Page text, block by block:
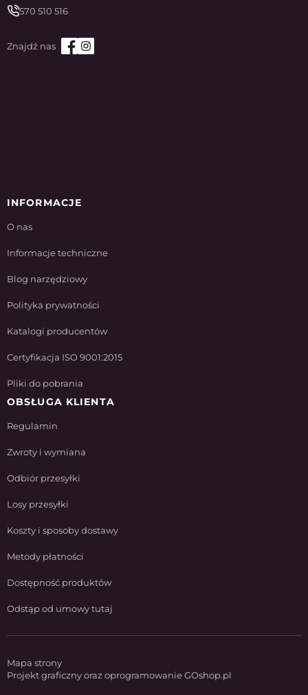
570 510 516
INFORMACJE
O nas
Informacje techniczne
Blog narzędziowy
Polityka prywatności
Katalogi producentów
Certyfikacja ISO 9001:2015
Pliki do pobrania
OBSŁUGA KLIENTA
Regulamin
Zwroty i wymiana
Odbiór przesyłki
Losy przesyłki
Koszty i sposoby dostawy
Metody płatności
Dostępność produktów
Odstąp od umowy tutaj
Mapa strony
Projekt graficzny oraz oprogramowanie GOshop.pl